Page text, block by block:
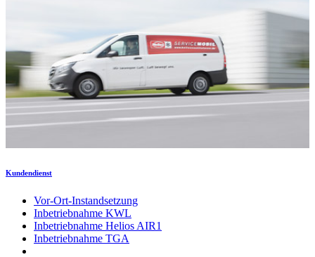
Kundendienst
Vor-Ort-Instandsetzung
Inbetriebnahme KWL
Inbetriebnahme Helios AIR1
Inbetriebnahme TGA